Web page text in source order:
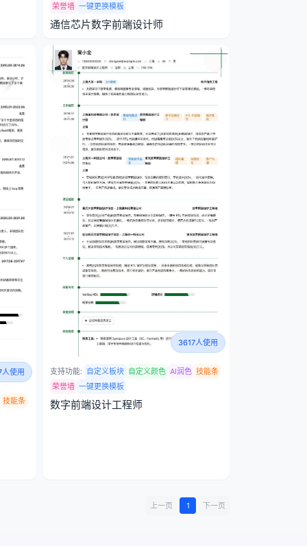
荣誉墙 一键更换模板
通信芯片数字前端设计师
使用
技能条
3617人使用
支持功能: 自定义板块 自定义颜色 AI润色 技能条
荣誉墙 一键更换模板
数字前端设计工程师
上一页 1 下一页